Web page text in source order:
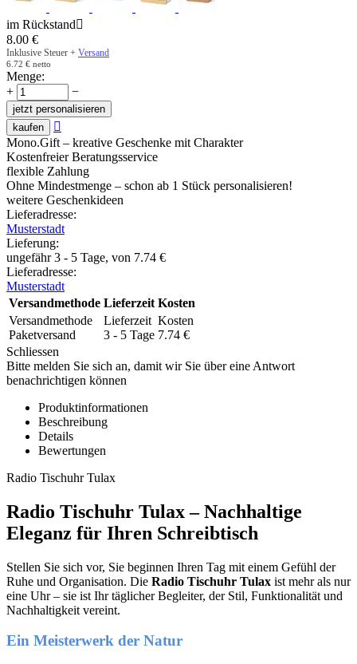
im Rückstand
8.00 €
Inklusive Steuer + Versand
6.72 € netto
Menge:
+
−
jetzt personalisieren
kaufen

Mono.Gift – kreative Geschenke mit Charakter
Kostenfreier Beratungsservice
flexible Zahlung
Ohne Mindestmenge – schon ab 1 Stück personalisieren!
weitere Geschenkideen
Lieferadresse:
Musterstadt
Lieferung:
ungefähr 3 - 5 Tage, von 7.74 €
Lieferadresse:
Musterstadt
Versandmethode Lieferzeit Kosten
Versandmethode
Paketversand
Lieferzeit
3 - 5 Tage
Kosten
7.74 €
Schliessen
Bitte melden Sie sich an, damit wir Sie über eine Antwort
benachrichtigen können
Produktinformationen
Beschreibung
Details
Bewertungen
Radio Tischuhr Tulax
Radio Tischuhr Tulax – Nachhaltige
Eleganz für Ihren Schreibtisch
Stellen Sie sich vor, Sie beginnen Ihren Tag mit einem Gefühl der
Ruhe und Organisation. Die Radio Tischuhr Tulax ist mehr als nur
eine Uhr – sie ist Ihr täglicher Begleiter, der Stil, Funktionalität und
Nachhaltigkeit vereint.
Ein Meisterwerk der Natur